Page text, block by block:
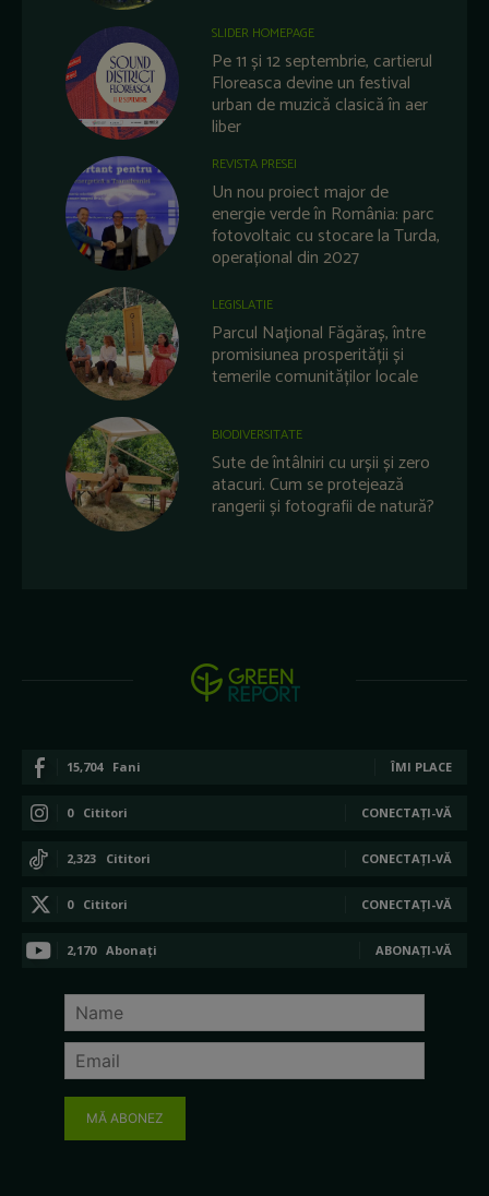
SLIDER HOMEPAGE
Pe 11 și 12 septembrie, cartierul
Floreasca devine un festival
urban de muzică clasică în aer
liber
REVISTA PRESEI
Un nou proiect major de
energie verde în România: parc
fotovoltaic cu stocare la Turda,
operațional din 2027
LEGISLATIE
Parcul Național Făgăraș, între
promisiunea prosperității și
temerile comunităților locale
BIODIVERSITATE
Sute de întâlniri cu urșii și zero
atacuri. Cum se protejează
rangerii și fotografii de natură?
15,704 Fani ÎMI PLACE
0 Cititori CONECTAȚI-VĂ
2,323 Cititori CONECTAȚI-VĂ
0 Cititori CONECTAȚI-VĂ
2,170 Abonați ABONAȚI-VĂ
MĂ ABONEZ